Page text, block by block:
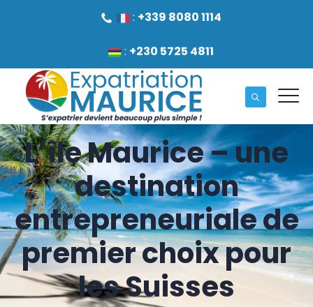
: +339 8080 1114
: +230 5725 4811
L’île Maurice – une
destination
entrepreneuriale de
premier choix pour
les Suisses